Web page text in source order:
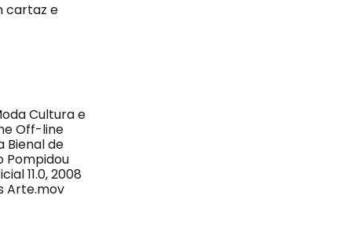
cartaz e
Cultura e
Off-line
Bienal de
Pompidou
11.0, 2008
Arte.mov